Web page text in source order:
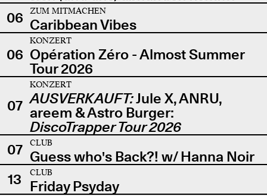
06
ZUM MITMACHEN
Caribbean Vibes
06
KONZERT
Opération Zéro - Almost Summer
Tour 2026
07
KONZERT
AUSVERKAUFT:Jule X, ANRU,
areem & Astro Burger:
DiscoTrapper Tour 2026
07
CLUB
Guess who's Back?! w/ Hanna Noir
13
CLUB
Friday Psyday